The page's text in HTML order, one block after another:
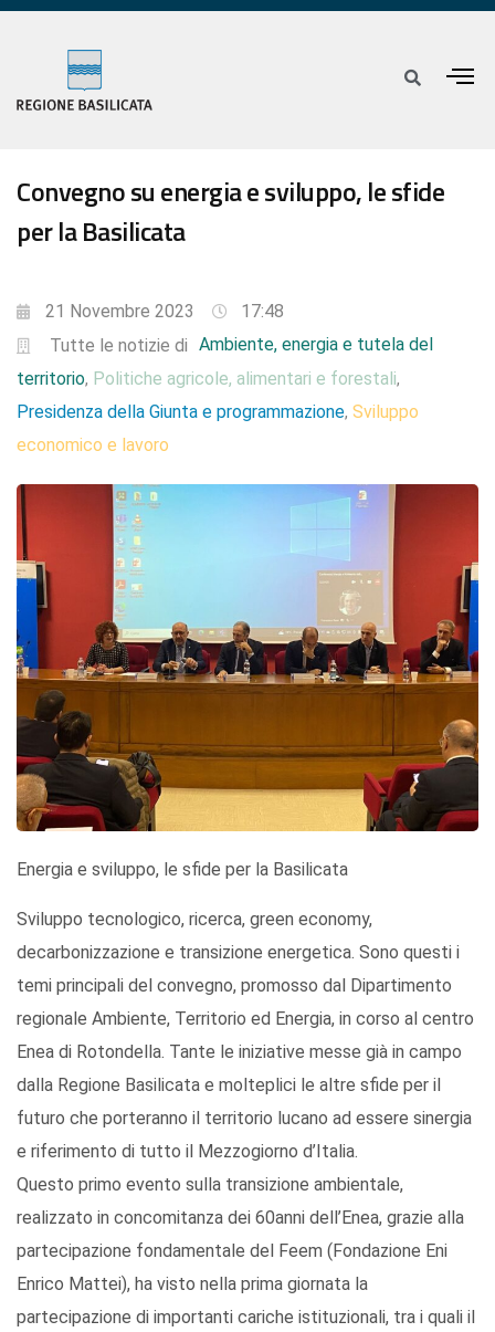
Convegno su energia e sviluppo, le sfide
per la Basilicata
21 Novembre 2023
17:48
Tutte le notizie di Ambiente, energia e tutela del
territorio, Politiche agricole, alimentari e forestali,
Presidenza della Giunta e programmazione, Sviluppo
economico e lavoro
Energia e sviluppo, le sfide per la Basilicata
Sviluppo tecnologico, ricerca, green economy,
decarbonizzazione e transizione energetica. Sono questi i
temi principali del convegno, promosso dal Dipartimento
regionale Ambiente, Territorio ed Energia, in corso al centro
Enea di Rotondella. Tante le iniziative messe già in campo
dalla Regione Basilicata e molteplici le altre sfide per il
futuro che porteranno il territorio lucano ad essere sinergia
e riferimento di tutto il Mezzogiorno d’Italia.
Questo primo evento sulla transizione ambientale,
realizzato in concomitanza dei 60anni dell’Enea, grazie alla
partecipazione fondamentale del Feem (Fondazione Eni
Enrico Mattei), ha visto nella prima giornata la
partecipazione di importanti cariche istituzionali, tra i quali il